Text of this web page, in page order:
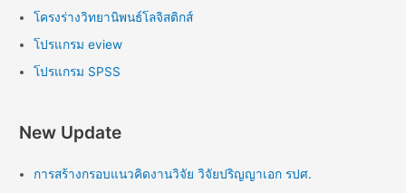
โครงร่างวิทยานิพนธ์โลจิสติกส์
โปรแกรม eview
โปรแกรม SPSS
New Update
การสร้างกรอบแนวคิดงานวิจัย วิจัยปริญญาเอก รปศ.